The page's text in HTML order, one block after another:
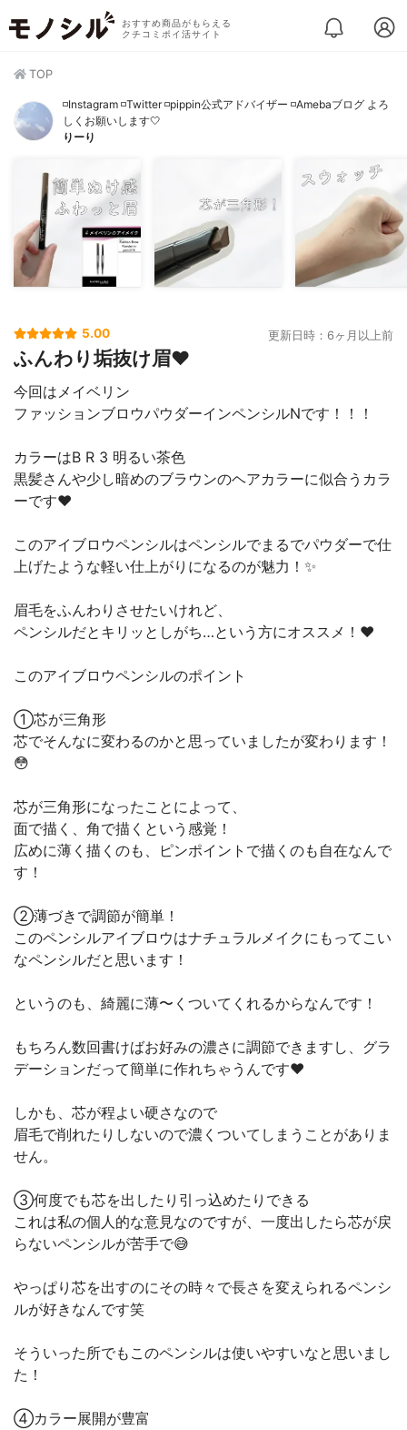
おすすめ商品がもらえる
クチコミポイ活サイト
TOP
◽️Instagram ◽️Twitter ◽️pippin公式アドバイザー ◽️Amebaブログ よろ
しくお願いします🤍
りーり
5.00 更新日時：6ヶ月以上前
ふんわり垢抜け眉❤️
今回はメイベリン
ファッションブロウパウダーインペンシルNです！！！
カラーはB R 3 明るい茶色
黒髪さんや少し暗めのブラウンのヘアカラーに似合うカラ
ーです❤️
このアイブロウペンシルはペンシルでまるでパウダーで仕
上げたような軽い仕上がりになるのが魅力！✨
眉毛をふんわりさせたいけれど、
ペンシルだとキリッとしがち…という方にオススメ！❤️
このアイブロウペンシルのポイント
①芯が三角形
芯でそんなに変わるのかと思っていましたが変わります！
😳
芯が三角形になったことによって、
面で描く、角で描くという感覚！
広めに薄く描くのも、ピンポイントで描くのも自在なんで
す！
②薄づきで調節が簡単！
このペンシルアイブロウはナチュラルメイクにもってこい
なペンシルだと思います！
というのも、綺麗に薄〜くついてくれるからなんです！
もちろん数回書けばお好みの濃さに調節できますし、グラ
デーションだって簡単に作れちゃうんです❤️
しかも、芯が程よい硬さなので
眉毛で削れたりしないので濃くついてしまうことがありま
せん。
③何度でも芯を出したり引っ込めたりできる
これは私の個人的な意見なのですが、一度出したら芯が戻
らないペンシルが苦手で😅
やっぱり芯を出すのにその時々で長さを変えられるペンシ
ルが好きなんです笑
そういった所でもこのペンシルは使いやすいなと思いまし
た！
④カラー展開が豊富